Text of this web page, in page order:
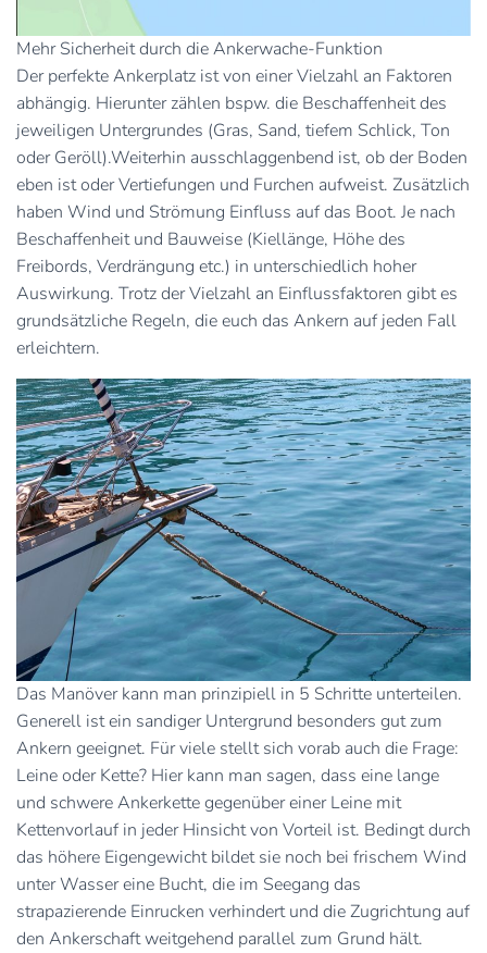
Mehr Sicherheit durch die Ankerwache-Funktion
Der perfekte Ankerplatz ist von einer Vielzahl an Faktoren
abhängig. Hierunter zählen bspw. die Beschaffenheit des
jeweiligen Untergrundes (Gras, Sand, tiefem Schlick, Ton
oder Geröll).Weiterhin ausschlaggenbend ist, ob der Boden
eben ist oder Vertiefungen und Furchen aufweist. Zusätzlich
haben Wind und Strömung Einfluss auf das Boot. Je nach
Beschaffenheit und Bauweise (Kiellänge, Höhe des
Freibords, Verdrängung etc.) in unterschiedlich hoher
Auswirkung. Trotz der Vielzahl an Einflussfaktoren gibt es
grundsätzliche Regeln, die euch das Ankern auf jeden Fall
erleichtern.
Das Manöver kann man prinzipiell in 5 Schritte unterteilen.
Generell ist ein sandiger Untergrund besonders gut zum
Ankern geeignet. Für viele stellt sich vorab auch die Frage:
Leine oder Kette? Hier kann man sagen, dass eine lange
und schwere Ankerkette gegenüber einer Leine mit
Kettenvorlauf in jeder Hinsicht von Vorteil ist. Bedingt durch
das höhere Eigengewicht bildet sie noch bei frischem Wind
unter Wasser eine Bucht, die im Seegang das
strapazierende Einrucken verhindert und die Zugrichtung auf
den Ankerschaft weitgehend parallel zum Grund hält.